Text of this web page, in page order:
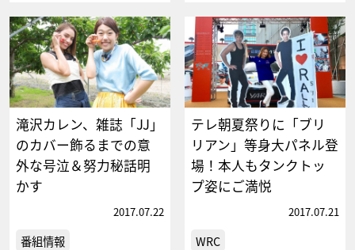
滝沢カレン、雑誌「JJ」
のカバー飾るまでの意
外な号泣＆努力秘話明
かす
2017.07.22
番組情報
テレ朝夏祭りに「ブリ
リアン」等身大パネル登
場！本人もタンクトッ
プ姿にご満悦
2017.07.21
WRC